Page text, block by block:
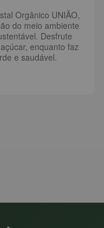
Orgânico UNIÃO,
do meio ambiente
Desfrute
enquanto faz
e saudável.